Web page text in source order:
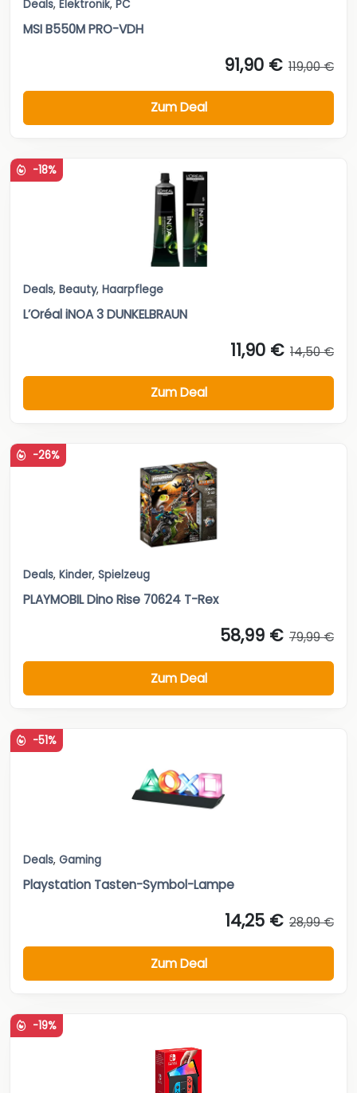
Deals, Elektronik, PC
MSI B550M PRO-VDH
91,90 € 119,00 €
Zum Deal
-18%
Deals, Beauty, Haarpflege
L’Oréal iNOA 3 DUNKELBRAUN
11,90 € 14,50 €
Zum Deal
-26%
Deals, Kinder, Spielzeug
PLAYMOBIL Dino Rise 70624 T-Rex
58,99 € 79,99 €
Zum Deal
-51%
Deals, Gaming
Playstation Tasten-Symbol-Lampe
14,25 € 28,99 €
Zum Deal
-19%